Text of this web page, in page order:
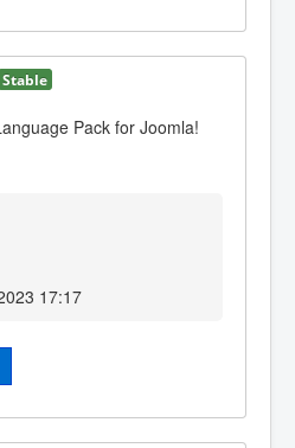
Stable
Pack for Joomla!
17:17